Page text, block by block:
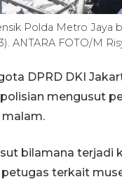
Polda Metro Jaya
ANTARA FOTO/M
DPRD DKI
mengusut
malam.
bilamana terjadi
terkait